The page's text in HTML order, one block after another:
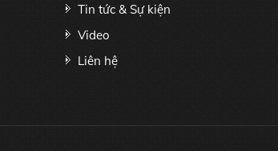
Tin tức & Sự kiện
Video
Liên hệ